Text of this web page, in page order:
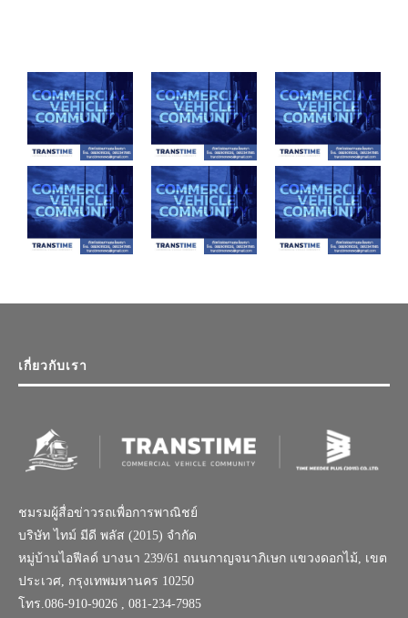
เกี่ยวกับเรา
ชมรมผู้สื่อข่าวรถเพื่อการพาณิชย์
บริษัท ไทม์ มีดี พลัส (2015) จำกัด
หมู่บ้านไอฟีลด์ บางนา 239/61 ถนนกาญจนาภิเษก แขวงดอกไม้, เขต
ประเวศ, กรุงเทพมหานคร 10250
โทร.086-910-9026 , 081-234-7985